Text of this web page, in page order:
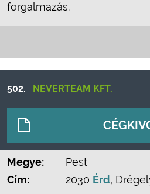
forgalmazás.
502. NEVERTEAM KFT.
Megye:
Pest
Cím:
2030 Érd,